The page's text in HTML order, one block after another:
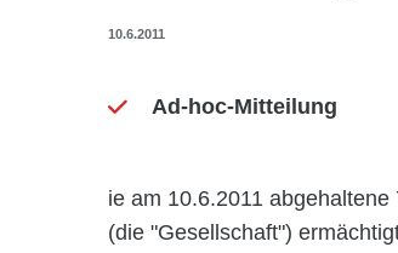
10.6.2011
Ad-hoc-Mitteilung
ie am 10.6.2011
(die "Gesellschaft")